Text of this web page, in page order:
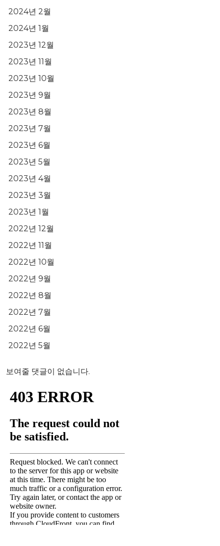
2024년 2월
2024년 1월
2023년 12월
2023년 11월
2023년 10월
2023년 9월
2023년 8월
2023년 7월
2023년 6월
2023년 5월
2023년 4월
2023년 3월
2023년 1월
2022년 12월
2022년 11월
2022년 10월
2022년 9월
2022년 8월
2022년 7월
2022년 6월
2022년 5월
보여줄 댓글이 없습니다.